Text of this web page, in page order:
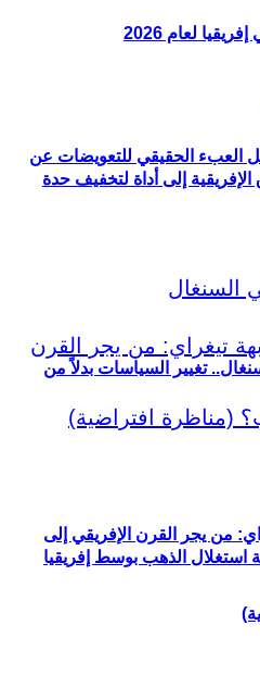
العبء الحقيقي للتعويضات عن
من يجر القرن الإفريقي إلى
إلى أداة لتخفيف حدة
تغيير السياسات بدلاً من
استغلال الذهب بوسط إفريقيا